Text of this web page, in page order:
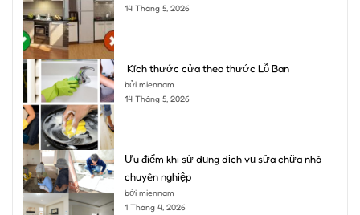
14 Tháng 5, 2026
Kích thước cửa theo thước Lỗ Ban
bởi miennam
14 Tháng 5, 2026
Ưu điểm khi sử dụng dịch vụ sửa chữa nhà
chuyên nghiệp
bởi miennam
1 Tháng 4, 2026